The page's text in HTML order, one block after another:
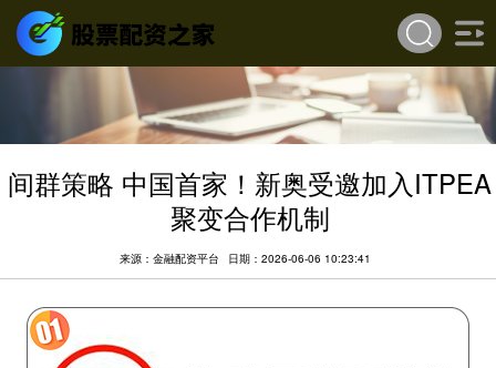
间群策略 中国首家！新奥受邀加入ITPEA
聚变合作机制
来源：金融配资平台 日期：2026-06-06 10:23:41